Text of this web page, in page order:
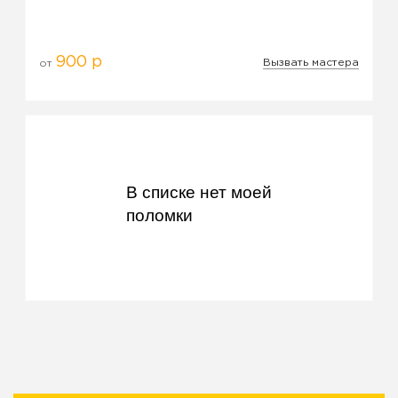
от900 р Вызвать мастера
В списке нет моей
поломки